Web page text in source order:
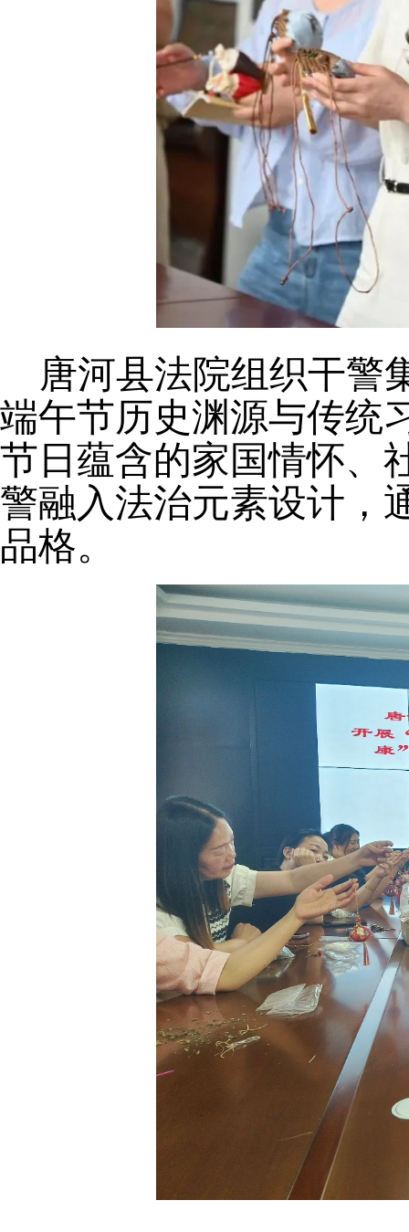
唐河县法院组织干警
端午节历史渊源与传统
节日蕴含的家国情怀、
警融入法治元素设计，
品格。